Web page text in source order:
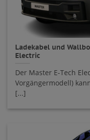
Ladekabel und
Electric
Der Master E-Tech
Vorgängermodell)
[...]